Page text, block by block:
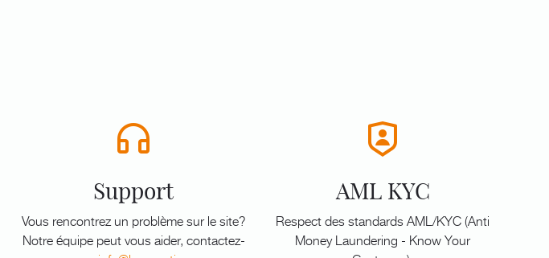
Support
Vous rencontrez un problème sur le site?
Notre équipe peut vous aider, contactez-
AML KYC
Respect des standards AML/KYC (Anti
Money Laundering - Know Your